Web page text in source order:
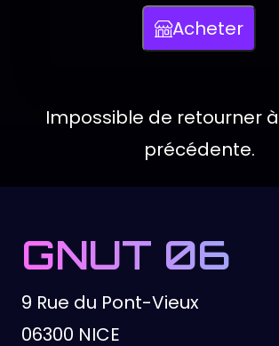
Acheter
Impossible de retourner
précédente.
GNUT 06
9 Rue du Pont-Vieux
06300 NICE